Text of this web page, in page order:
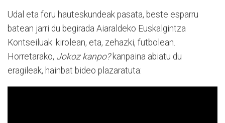
Udal eta foru hauteskundeak pasata, beste esparru
batean jarri du begirada Aiaraldeko Euskalgintza
Kontseiluak: kirolean, eta, zehazki, futbolean.
Horretarako, Jokoz kanpo?kanpaina abiatu du
eragileak, hainbat bideo plazaratuta: